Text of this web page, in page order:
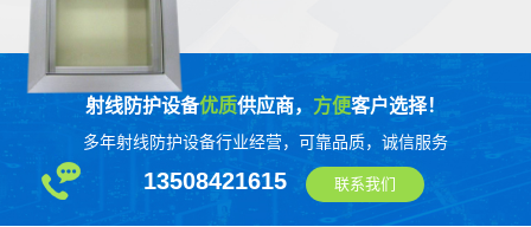
射线防护设备优质供应商， 方便客户选择！
多年射线防护设备行业经营，可靠品质，诚信服务
13508421615 联系我们